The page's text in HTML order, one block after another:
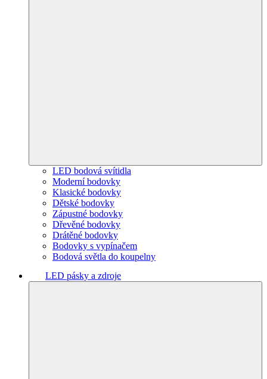
LED bodová svítidla
Moderní bodovky
Klasické bodovky
Dětské bodovky
Zápustné bodovky
Dřevěné bodovky
Drátěné bodovky
Bodovky s vypínačem
Bodová světla do koupelny
LED pásky a zdroje